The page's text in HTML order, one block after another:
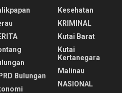
Bulungan
Kesehatan
KRIMINAL
Kutai Barat
Kutai
Kertanegara
Malinau
NASIONAL